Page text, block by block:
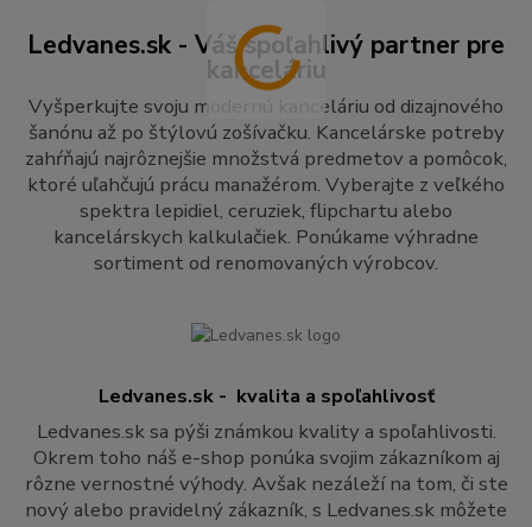
Ledvanes.sk - Váš spoľahlivý partner pre
kanceláriu
Vyšperkujte svoju modernú kanceláriu od dizajnového
šanónu až po štýlovú zošívačku. Kancelárske potreby
zahŕňajú najrôznejšie množstvá predmetov a pomôcok,
ktoré uľahčujú prácu manažérom. Vyberajte z veľkého
spektra lepidiel, ceruziek, flipchartu alebo
kancelárskych kalkulačiek. Ponúkame výhradne
sortiment od renomovaných výrobcov.
Ledvanes.sk - kvalita a spoľahlivosť
Ledvanes.sk sa pýši známkou kvality a spoľahlivosti.
Okrem toho náš e-shop ponúka svojim zákazníkom aj
rôzne vernostné výhody. Avšak nezáleží na tom, či ste
nový alebo pravidelný zákazník, s Ledvanes.sk môžete